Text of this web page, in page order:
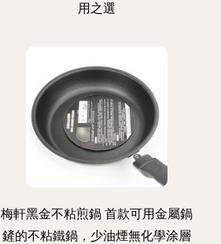
用之選
梅軒黑金不粘煎鍋 首款可用金屬鍋
鏟的不粘鐵鍋，少油煙無化學涂層